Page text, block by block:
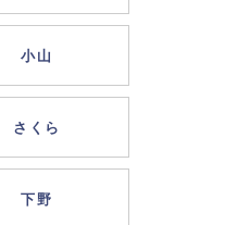
小山
さくら
下野